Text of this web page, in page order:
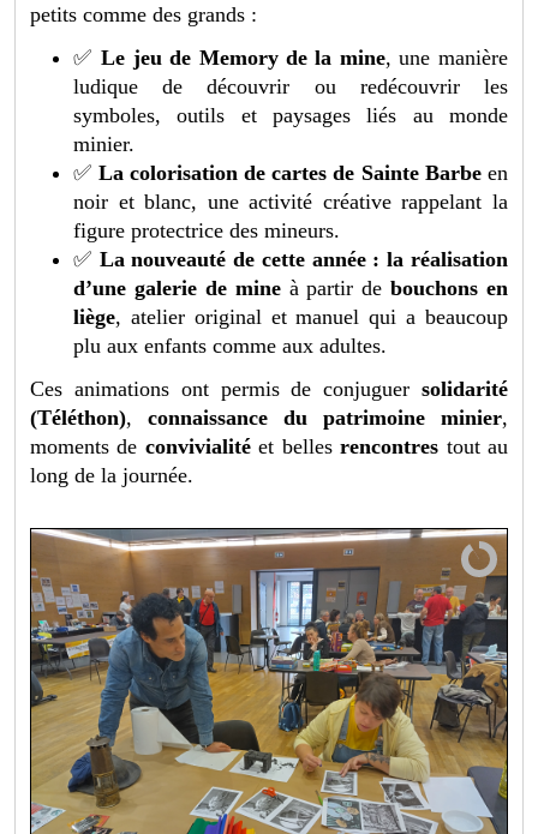
petits comme des grands :
✅ Le jeu de Memory de la mine, une manière
ludique de découvrir ou redécouvrir les
symboles, outils et paysages liés au monde
minier.
✅ La colorisation de cartes de Sainte Barbeen
noir et blanc, une activité créative rappelant la
figure protectrice des mineurs.
✅ La nouveauté de cette année : la réalisation
d’une galerie de mineà partir debouchons en
liège, atelier original et manuel qui a beaucoup
plu aux enfants comme aux adultes.
Ces animations ont permis de conjuguer solidarité
(Téléthon),connaissance du patrimoine minier,
moments de convivialitéet bellesrencontres tout au
long de la journée.